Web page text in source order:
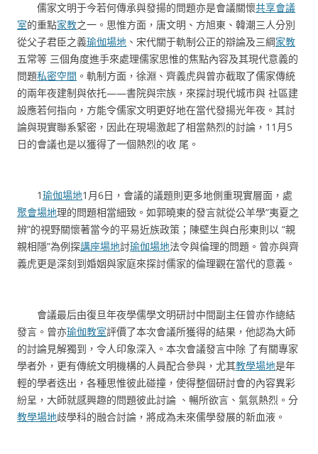
儒家文明于今若何傳承與發揚的問題亦是會議關懷共享會議
室的重點家教之一。思惟方面，唐文明、方旭東、韓潮三人分別
從父子君臣之義瑜伽場地 、宋代關于軌制公正的辯論及三綱家教
五常等 三個角度進手來處理儒家思惟的焦點內容及其現代意義的
問題私密空間 。軌制方面，徐淵、齊義虎與曾亦截取了儒家傳統
的兩年夜建制與依托——書院與宗族，來探討現代城市與 社區建
設應若何指向，方能令儒家文明更好地在當代發揚光年夜。其討
論與現實聯系緊密，因此在現場激起了相當熱烈的討論，11月5
日的會議也是以獲得了一個熱烈的收 尾。
1瑜伽場地1月6日，會議的議題則更多地側重現實層面，處
聚會場地理的問題相當細致。如郭曉東的發言就從公羊學“夷夏之
辨”的視野關懷著當今的平易近族政策；陳壁生與白彤東則以 “親
親相隱”為例探講座場地討瑜伽場地法令與倫理的問題。曾亦與齊
義虎更是深刻到婚姻與家庭來探討儒家的倫理觀在當代的意義。
會議最后由復旦年夜學儒學文明研討中間副主任曾亦作總結
發言。曾亦瑜伽教室評價了本次會議所獲得的結果，他認為大師
的討論見解獨到，令人印象深入。本次會議發言中除 了有關專家
學者外，更有傳統文明機構的人員配合參與，尤其教學場地是年
輕的學者迭出，各種思惟彼此碰撞，使得整個研討會的內容異彩
紛呈，大師就感興趣的問題彼此討論 、暢所欲言、氣氛熱烈。分
教學場地歧學科的融合討論，將成為未來儒學發展的新血液。